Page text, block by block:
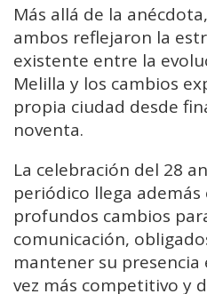
Más allá de la
ambos reflejaron la
existente entre la
Melilla y los cambios
propia ciudad desde
noventa.
La celebración del 28
periódico llega
profundos cambios
comunicación,
mantener su
vez más competitivo y